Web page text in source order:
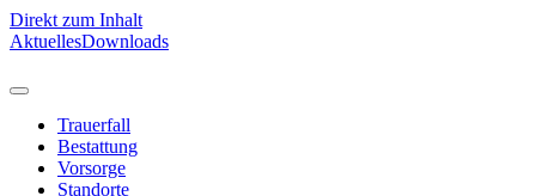
Direkt zum Inhalt
AktuellesDownloads
Trauerfall
Bestattung
Vorsorge
Standorte